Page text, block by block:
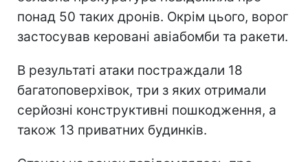
понад 50 таких дронів. Окрім цього, ворог
застосував керовані авіабомби та ракети.
В результаті атаки постраждали 18
багатоповерхівок, три з яких отримали
серйозні конструктивні пошкодження, а
також 13 приватних будинків.